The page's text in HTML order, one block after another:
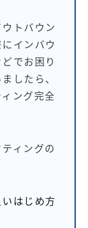
トバウン
インバウ
でお困り
したら、
ング完全
ィングの
はじめ方